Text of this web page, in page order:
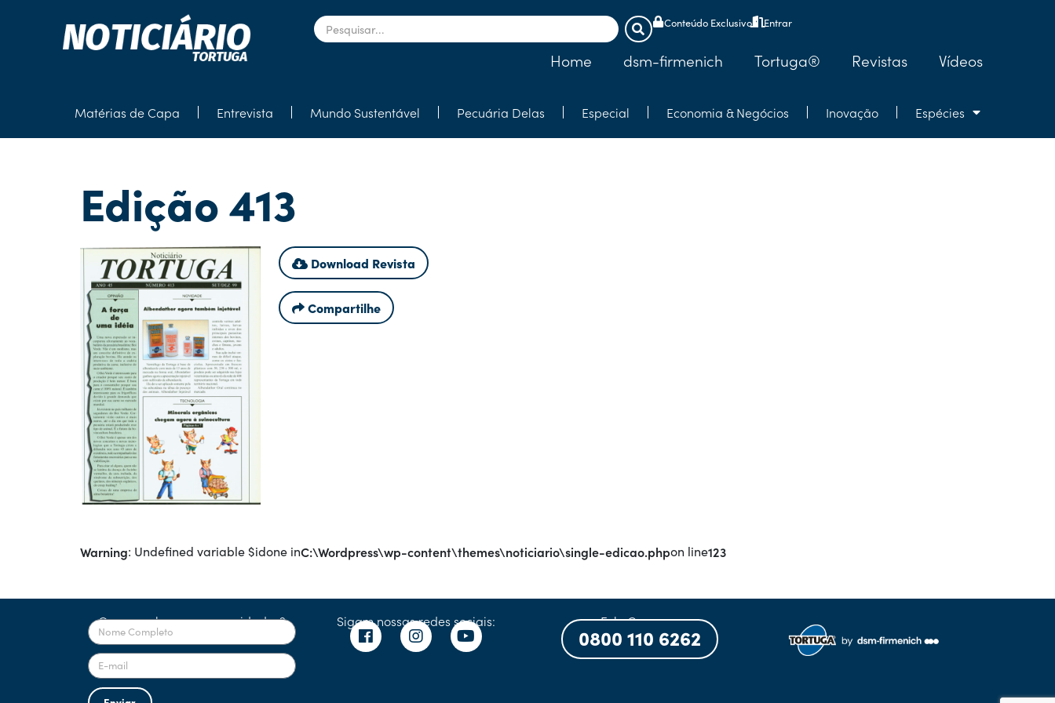
Conteúdo Exclusivo Entrar
Home dsm-firmenich Tortuga® Revistas Vídeos
Matérias de Capa Entrevista Mundo Sustentável Pecuária Delas Especial Economia & Negócios Inovação Espécies
Edição 413
Download Revista
Compartilhe
Warning: Undefined variable $idone inC:\Wordpress\wp-content\themes\noticiario\single-edicao.phpon line123
Quer receber nossas novidades? Sigam nossas redes sociais: Fale Conosco:
0800 110 6262